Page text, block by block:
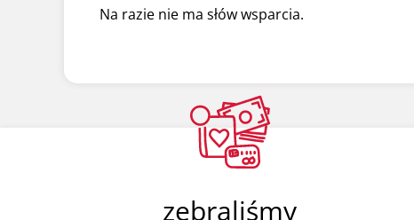
Na razie nie ma słów wsparcia.
zebraliśmy